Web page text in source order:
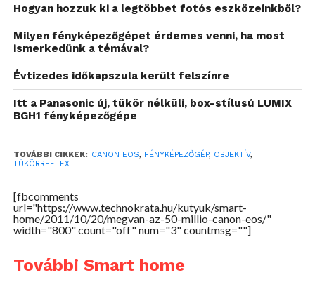
tükörreflexes gépét, az EOS-1 modellt. 1997-ben – az
EOS sorozat megjelenésének 10. évfordulóján –
elkészült a 10 milliomodik modell, 2003-ra pedig a
gyártás elérte a 20 millió darabot. Ez nagyrészt a kis
tömegű és kompakt EOS 500 1993-as
megjelenésének és a 2000-ben kiadott EOS D30
modellnek volt köszönhető.
Az elmúlt 25 év technológiai fejlesztései közé
DIGIC digitális képfeldolgozó processzora, valamint
a saját fejlesztésű CMOS érzékelők, amelyek
egyedülálló képminőséget biztosítanak a
köszönhető, hogy a Canon 2007 decemberében – a
Hogyan hozzuk ki a legtöbbet fotós eszközeinkből?
Milyen fényképezőgépet érdemes venni, ha most
ismerkedünk a témával?
Évtizedes időkapszula került felszínre
Itt a Panasonic új, tükör nélküli, box-stílusú LUMIX
BGH1 fényképezőgépe
TOVÁBBI CIKKEK: CANON EOS, FÉNYKÉPEZŐGÉP, OBJEKTÍV,
TÜKÖRREFLEX
[fbcomments
url="https://www.technokrata.hu/kutyuk/smart-
home/2011/10/20/megvan-az-50-millio-canon-eos/"
width="800" count="off" num="3" countmsg=""]
További Smart home